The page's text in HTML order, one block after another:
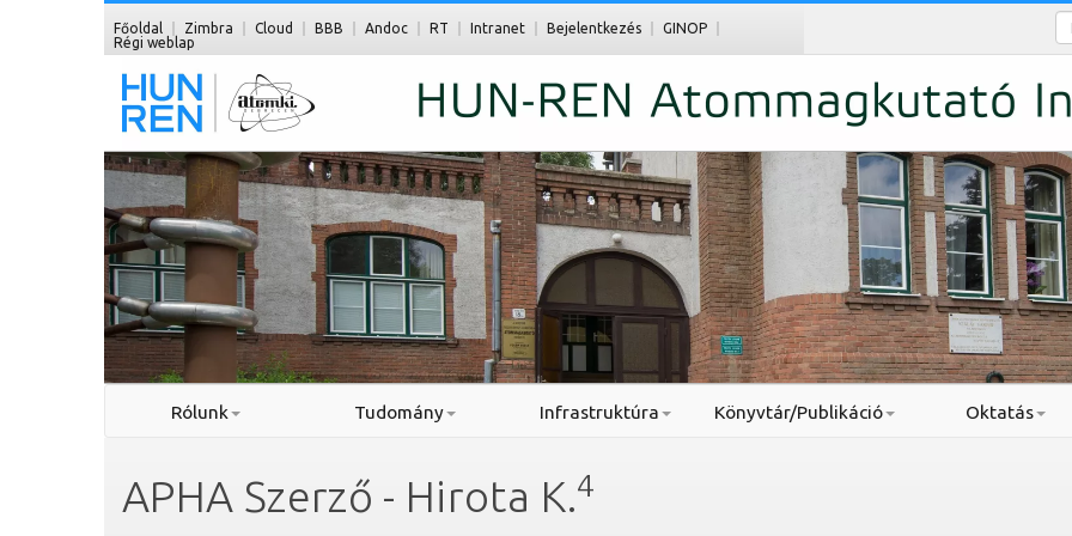
Főoldal Zimbra Cloud BBB Andoc RT Intranet Bejelentkezés
GINOP
Régi weblap
Rólunk Tudomány Infrastruktúra Könyvtár/Publikáció Oktatás
APHA Szerző - Hirota K.4